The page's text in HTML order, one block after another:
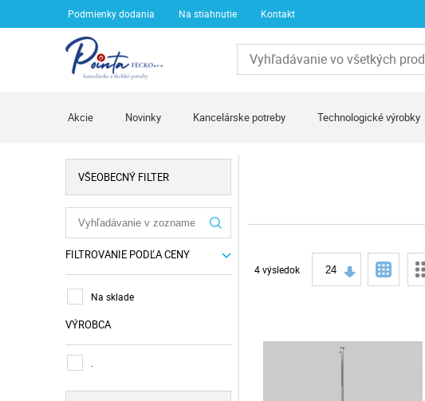
Podmienky dodania Na stiahnutie Kontakt
Akcie Novinky Kancelárske potreby Technologické výrobky
VŠEOBECNÝ FILTER
FILTROVANIE PODĽA CENY
Na sklade
VÝROBCA
4 výsledok 24